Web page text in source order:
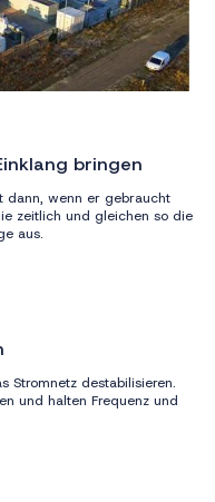
bringen
dann, wenn er gebraucht
zeitlich und gleichen so die
aus.
Stromnetz destabilisieren.
und halten Frequenz und